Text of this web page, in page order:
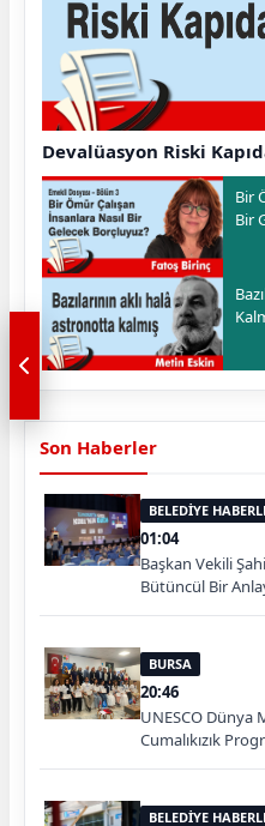
Devalüasyon Riski
Bir
Bir
Son Haberler
BELEDİYE
01:04
Başkan Vekili
Bütüncül Bir
BURSA
20:46
UNESCO Dünya
Cumalıkızık
BELEDİYE